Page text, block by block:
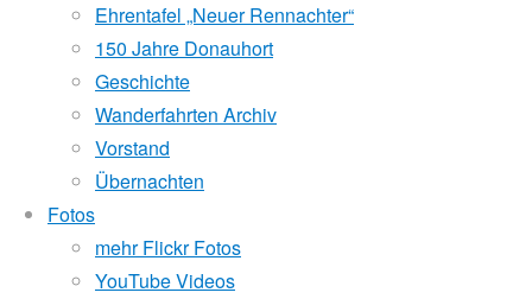
Ehrentafel „Neuer Rennachter“
150 Jahre Donauhort
Geschichte
Wanderfahrten Archiv
Vorstand
Übernachten
Fotos
mehr Flickr Fotos
YouTube Videos
retour
2011
Seichtstellen
Schleusenstatus
Windfinder Kuchelauer Hafen
Mitglied der
Godfrey Donauhort Club Kit